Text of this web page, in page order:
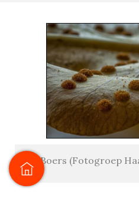
Cor Boers (Fotogroep